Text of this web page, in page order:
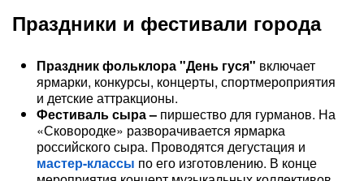
Праздники и фестивали города
Праздник фольклора "День гуся" включает
ярмарки, конкурсы, концерты, спортмероприятия
и детские аттракционы.
Фестиваль сыра – пиршество для гурманов. На
«Сковородке» разворачивается ярмарка
российского сыра. Проводятся дегустация и
мастер-классы по его изготовлению. В конце